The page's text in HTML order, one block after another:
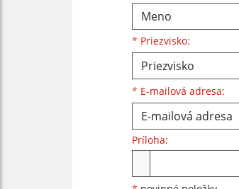
* Priezvisko:
* E-mailová adresa:
Príloha: